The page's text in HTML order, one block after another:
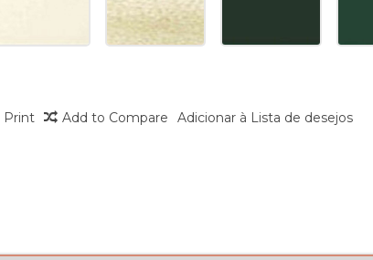
Print Add to Compare Adicionar à Lista de desejos